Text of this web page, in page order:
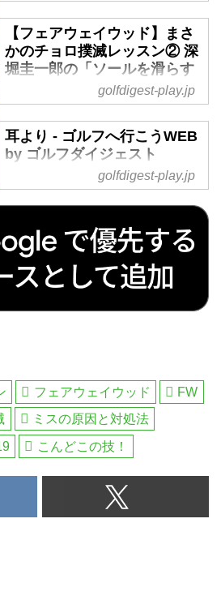
パー5のティショットが上手くい
ってフェアウェイのいいライから
「あわよくば2オンか」なんて鼻
息荒くFWを持ったら大ダフリし
て激チョロ……。そんなよくある
パターンを卒業するために、フェ
アウェイウッド名人の深堀圭一郎
プロが指導してくれた。
【フェアウェイウッド】まさ
かのチョロ撲滅レッスン② 深
堀圭一郎の「ソールを滑らす
にはフィニッシュ大きく!」 -
ゴルフへ行こうWEB by ゴル
フダイジェスト
200ヤードをしっかり飛ばして、
フェアウェイウッドを武器にする
ための特別レッスン。前回はソー
ルを滑らせることの大切さを深堀
が、今回はその続編。ソールを滑
らせるための実戦的なテクニック
と練習ドリルをご紹介!
golfdigest-play.jp
耳より - ゴルフへ行こうWEB
by ゴルフダイジェスト
耳より の記事一覧 - 沖縄から北海
ンド・欧州・タイ・マレーシアな
ど世界中の海外ゴルフ旅行をご案
内。ゴルフ場会員権の売買、ゴル
フダイジェストだけのお得なメン
バーシップ情報。初心者・アベレ
式総合サイト・ゴルフへ行こう
WEB by ゴルフダイジェスト
golfdigest-play.jp
フェアウェイウッド
FW
ミスの原因と対処法
こんどこの技！